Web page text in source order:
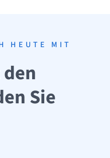
HEUTE MIT
Sie